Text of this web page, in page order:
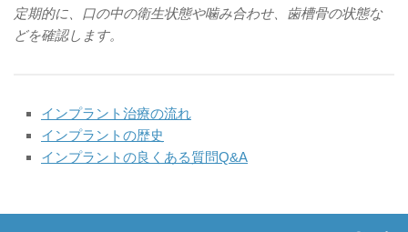
定期的に、口の中の衛生状態や噛み合わせ、歯槽骨の状態な
どを確認します。
インプラント治療の流れ
インプラントの歴史
インプラントの良くある質問Q&A